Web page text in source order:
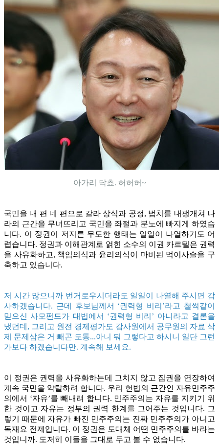
아가리 닥쵸. 허허허~
국민을 내 편 네 편으로 갈라 상식과 공정, 법치를 내팽개쳐 나
라의 근간을 무너뜨리고 국민을 좌절과 분노에 빠지게 하였습
니다. 이 정권이 저지른 무도한 행태는 일일이 나열하기도 어
렵습니다. 정권과 이해관계로 얽힌 소수의 이권 카르텔은 권력
을 사유화하고, 책임의식과 윤리의식이 마비된 먹이사슬을 구
축하고 있습니다.
저 시간 많으니까 번거로우시더라도 일일이 나열해 주시면 감
사하겠습니다. 근데 후보님께서 ‘권력형 비리’라고 철썩같이
믿으신 사모펀드가 대법에서 ‘권력형 비리’ 아니라고 결론을
냈던데, 그리고 원전 경제평가도 감사원에서 공무원의 자료 삭
제 문제삼은 거 빼곤 도통...아니 뭐 그렇다고 하시니 일단 그런
가보다 하겠습니다만. 계속해 보세요.
이 정권은 권력을 사유화하는데 그치지 않고 집권을 연장하여
계속 국민을 약탈하려 합니다. 우리 헌법의 근간인 자유민주주
의에서 ‘자유’를 빼내려 합니다. 민주주의는 자유를 지키기 위
한 것이고 자유는 정부의 권력 한계를 그어주는 것입니다. 그
렇기 때문에 자유가 빠진 민주주의는 진짜 민주주의가 아니고
독재요 전제입니다. 이 정권은 도대체 어떤 민주주의를 바라는
것입니까. 도저히 이들을 그대로 두고 볼 수 없습니다.